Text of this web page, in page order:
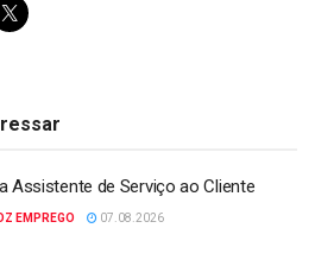
Assistente de Serviço ao Cliente
EMPREGO 07.08.2026